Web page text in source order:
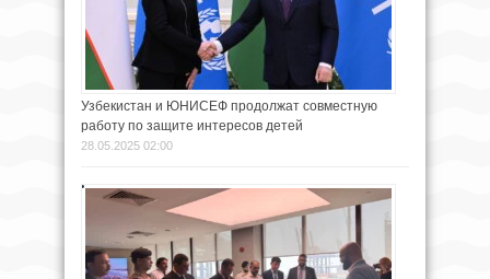
Узбекистан и ЮНИСЕФ продолжат совместную
работу по защите интересов детей
28.05.2025 02:00